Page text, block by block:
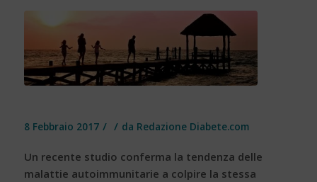
8 Febbraio 2017 / / da Redazione Diabete.com
Un recente studio conferma la tendenza delle
malattie autoimmunitarie a colpire la stessa